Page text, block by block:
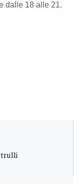
dalle 18 alle 21.